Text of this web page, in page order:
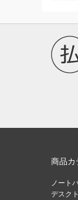
商品カ
ノート
デスク